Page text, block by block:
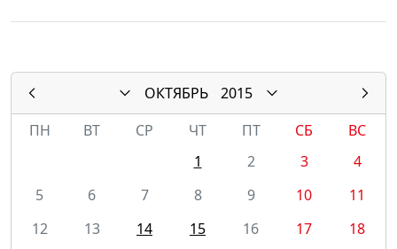
ОКТЯБРЬ
2015
ПН
ВТ СР ЧТ ПТ СБ
ВС
1
2 3
4
5
6 7 8 9 10
11
12
13 14 15 16 17
18